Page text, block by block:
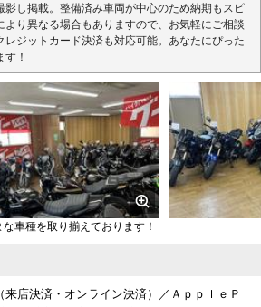
影し掲載。整備済み車両が中心のため納期もスピ
より異なる場合もありますので、お気軽にご相談
レジットカード決済も対応可能。あなたにぴった
！
な車種を取り揃えております！
店決済・オンライン決済）／ＡｐｐｌｅＰ